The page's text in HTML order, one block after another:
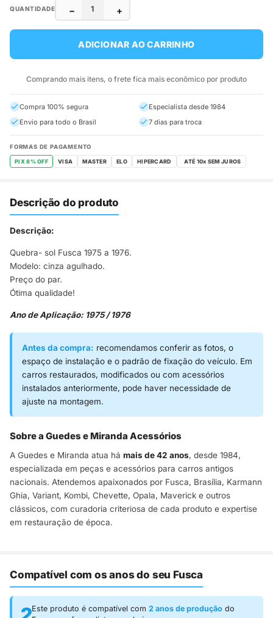
QUANTIDADE − +
ADICIONAR AO CARRINHO
Comprando mais itens, o frete fica mais econômico por produto
Compra 100% segura
Especialista desde 1984
Envio para todo o Brasil
7 dias para troca
FORMAS DE PAGAMENTO
PIX 8% OFF VISA MASTER ELO HIPERCARD
Descrição do produto
Descrição:
Quebra- sol Fusca 1975 a 1976.
Modelo: cinza agulhado.
Preço do par.
Ótima qualidade!
Ano de Aplicação: 1975 / 1976
Antes da compra: recomendamos conferir as fotos, o
espaço de instalação e o padrão de fixação do veículo. Em
carros restaurados, modificados ou com acessórios
instalados anteriormente, pode haver necessidade de
ajuste na montagem.
Sobre a Guedes e Miranda Acessórios
A Guedes e Miranda atua há mais de 42 anos, desde 1984,
especializada em peças e acessórios para carros antigos
nacionais. Atendemos apaixonados por Fusca, Brasília, Karmann
Ghia, Variant, Kombi, Chevette, Opala, Maverick e outros
clássicos, com curadoria criteriosa de cada produto e expertise
em restauração de época.
Compatível com os anos do seu Fusca
Este produto é compatível com 2 anos de produção do